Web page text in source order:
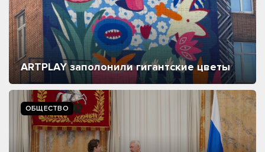
ARTPLAY заполонили гигантские цветы
ОБЩЕСТВО